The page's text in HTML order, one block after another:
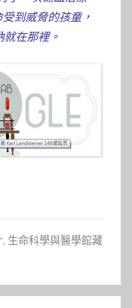
到威脅的孩童，
就在那裡。
, 生命科學與醫學館藏